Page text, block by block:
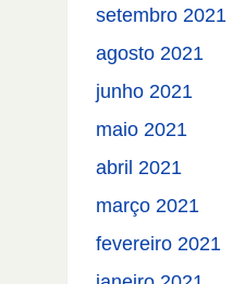
setembro 2021
agosto 2021
junho 2021
maio 2021
abril 2021
março 2021
fevereiro 2021